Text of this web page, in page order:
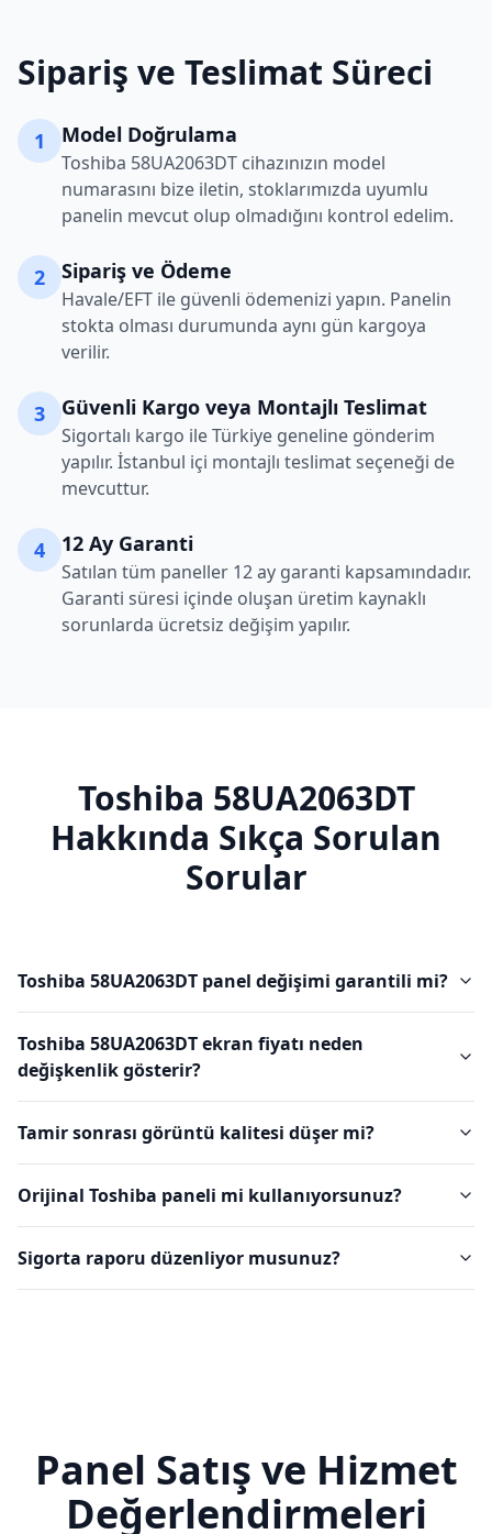
Sipariş ve Teslimat Süreci
1 Model Doğrulama
Toshiba 58UA2063DT cihazınızın model
numarasını bize iletin, stoklarımızda uyumlu
panelin mevcut olup olmadığını kontrol edelim.
2 Sipariş ve Ödeme
Havale/EFT ile güvenli ödemenizi yapın. Panelin
stokta olması durumunda aynı gün kargoya
verilir.
3 Güvenli Kargo veya Montajlı Teslimat
Sigortalı kargo ile Türkiye geneline gönderim
yapılır. İstanbul içi montajlı teslimat seçeneği de
mevcuttur.
4 12 Ay Garanti
Satılan tüm paneller 12 ay garanti kapsamındadır.
Garanti süresi içinde oluşan üretim kaynaklı
sorunlarda ücretsiz değişim yapılır.
Toshiba 58UA2063DT
Hakkında Sıkça Sorulan
Sorular
Toshiba 58UA2063DT panel değişimi garantili mi?
Toshiba 58UA2063DT ekran fiyatı neden
değişkenlik gösterir?
Tamir sonrası görüntü kalitesi düşer mi?
Orijinal Toshiba paneli mi kullanıyorsunuz?
Sigorta raporu düzenliyor musunuz?
Panel Satış ve Hizmet
Değerlendirmeleri